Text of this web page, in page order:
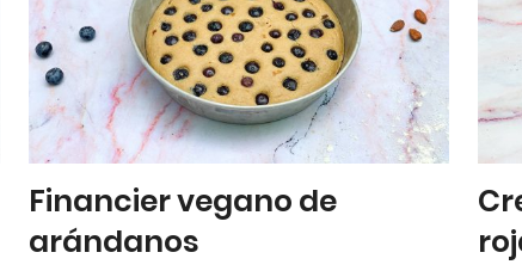
Financier vegano de
arándanos